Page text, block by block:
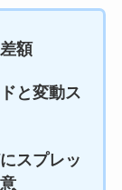
額
と変動ス
スプレッ